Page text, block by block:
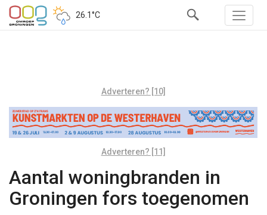
26.1°C
Adverteren? [10]
Adverteren? [11]
Aantal woningbranden in
Groningen fors toegenomen